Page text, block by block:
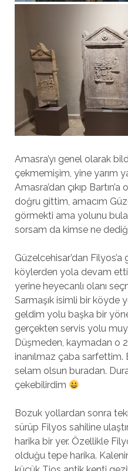
Amasra’yı genel olarak
çekmemişim, yine yarım
Amasra’dan çıkıp
doğru gittim, amacım
görmekti ama yolunu
sorsam da kimse ne
Güzelcehisar’dan
köylerden yola devam
yerine heyecanlı olanı
Sarmaşık isimli bir köyde
geldim yolu başka bir
gerçekten servis yolu
Düşmeden, kaymadan o
inanılmaz çaba sarfettim.
selam olsun buradan.
çekebilirdim
Bozuk yollardan sonra
sürüp Filyos sahiline
harika bir yer. Özellikle
olduğu tepe harika.